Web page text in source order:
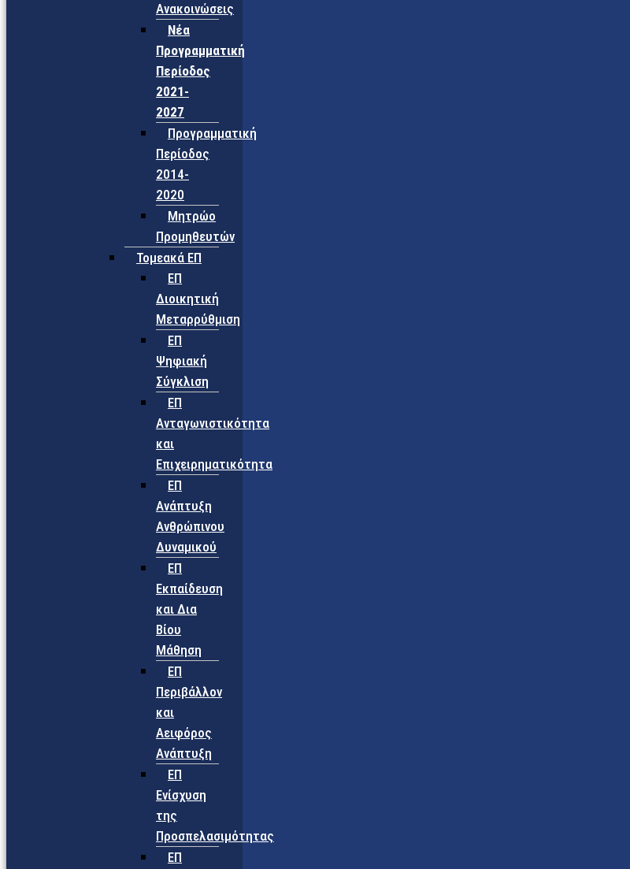
Ανακοινώσεις
Νέα
Προγραμματική
Περίοδος
2021-
2027
Προγραμματική
Περίοδος
2014-
2020
Μητρώο
Προμηθευτών
Τομεακά ΕΠ
ΕΠ
Διοικητική
Μεταρρύθμιση
ΕΠ
Ψηφιακή
Σύγκλιση
ΕΠ
Ανταγωνιστικότητα
και
Επιχειρηματικότητα
ΕΠ
Ανάπτυξη
Ανθρώπινου
Δυναμικού
ΕΠ
Εκπαίδευση
και Δια
Βίου
Μάθηση
ΕΠ
Περιβάλλον
και
Αειφόρος
Ανάπτυξη
ΕΠ
Ενίσχυση
της
Προσπελασιμότητας
ΕΠ